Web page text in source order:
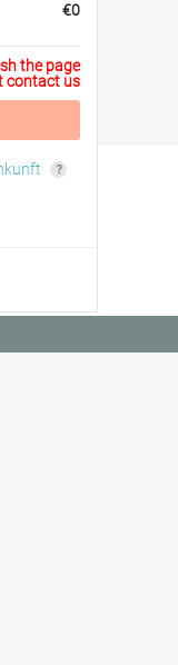
€0
the page
contact us